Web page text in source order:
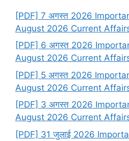
[PDF] 7 अगस्त 2026
August 2026 Current
[PDF] 6 अगस्त 2026
August 2026 Current
[PDF] 5 अगस्त 2026
August 2026 Current
[PDF] 3 अगस्त 2026
August 2026 Current
[PDF] 31 जुलाई 2026